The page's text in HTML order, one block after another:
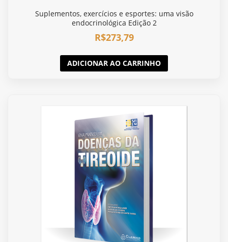
Suplementos, exercícios e esportes: uma visão
endocrinológica Edição 2
R$273,79
ADICIONAR AO CARRINHO